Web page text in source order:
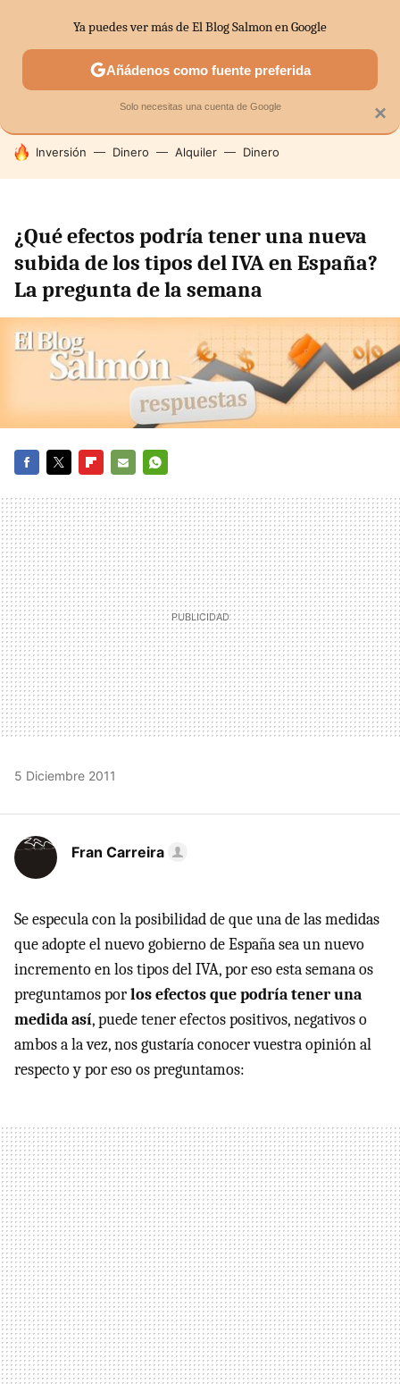
SECTORES ECONOMÍA DOMÉSTICA MERCADOS
HOY SE HABLA DE
Inversión Dinero Alquiler Dinero
¿Qué efectos podría tener una nueva
subida de los tipos del IVA en España?
La pregunta de la semana
MAIL
5 Diciembre 2011
Fran Carreira
Se especula con la posibilidad de que una de las medidas
que adopte el nuevo gobierno de España sea un nuevo
incremento en los tipos del IVA, por eso esta semana os
preguntamos porlos efectos que podría tener una
medida así, puede tener efectos positivos, negativos o
ambos a la vez, nos gustaría conocer vuestra opinión al
respecto y por eso os preguntamos:
×
Ya puedes ver más de El Blog Salmon en Google
Añádenos como fuente preferida
Solo necesitas una cuenta de Google